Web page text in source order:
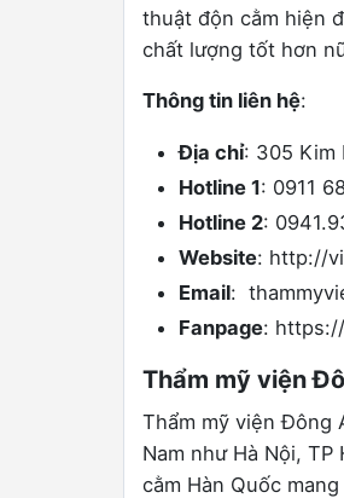
thuật độn cằm hiện
chất lượng tốt hơn
Thông tin liên hệ:
Địa chỉ: 305 Kim
Hotline 1: 0911
Hotline 2:
Website: http://
Email:
Fanpage:
Thẩm mỹ viện
Thẩm mỹ viện Đông
Nam như Hà Nội,
cằm Hàn Quốc